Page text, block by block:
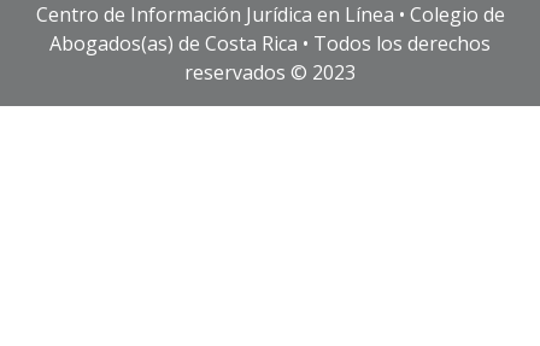
Centro de Información Jurídica en Línea • Colegio de
Abogados(as) de Costa Rica • Todos los derechos
reservados © 2023